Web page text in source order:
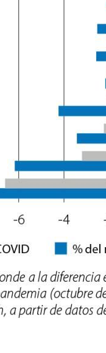
window)
window)